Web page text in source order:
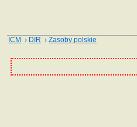
ICM › DIR ›Zasoby polskie